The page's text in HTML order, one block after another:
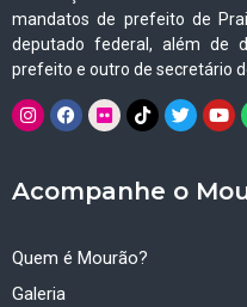
mandatos de prefeito de
deputado federal, além de
prefeito e outro de secretário
Acompanhe o
Quem é Mourão?
Galeria